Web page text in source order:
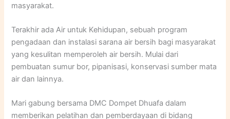
masyarakat.
Terakhir ada Air untuk Kehidupan, sebuah program
pengadaan dan instalasi sarana air bersih bagi masyarakat
yang kesulitan memperoleh air bersih. Mulai dari
pembuatan sumur bor, pipanisasi, konservasi sumber mata
air dan lainnya.
Mari gabung bersama DMC Dompet Dhuafa dalam
memberikan pelatihan dan pemberdayaan di bidang